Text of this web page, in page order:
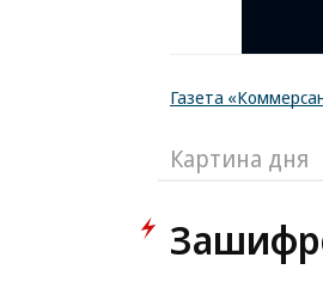
Газета
Картина дня